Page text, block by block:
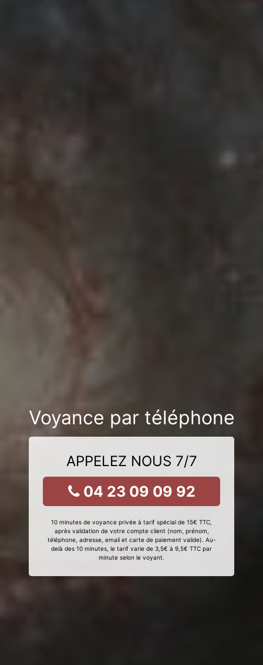
Voyance par téléphone
APPELEZ NOUS 7/7
04 23 09 09 92
10 minutes de voyance privée à tarif spécial de 15€ TTC,
après validation de votre compte client (nom, prénom,
téléphone, adresse, email et carte de paiement valide). Au-
delà des 10 minutes, le tarif varie de 3,5€ à 9,5€ TTC par
minute selon le voyant.